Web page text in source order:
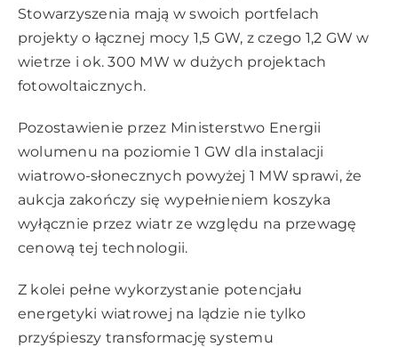
Stowarzyszenia mają w swoich portfelach
projekty o łącznej mocy 1,5 GW, z czego 1,2 GW w
wietrze i ok. 300 MW w dużych projektach
fotowoltaicznych.
Pozostawienie przez Ministerstwo Energii
wolumenu na poziomie 1 GW dla instalacji
wiatrowo-słonecznych powyżej 1 MW sprawi, że
aukcja zakończy się wypełnieniem koszyka
wyłącznie przez wiatr ze względu na przewagę
cenową tej technologii.
Z kolei pełne wykorzystanie potencjału
energetyki wiatrowej na lądzie nie tylko
przyśpieszy transformację systemu